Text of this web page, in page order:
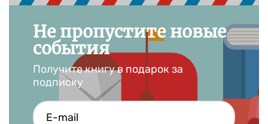
Не пропустите новые
события
Получите книгу в подарок за
подписку